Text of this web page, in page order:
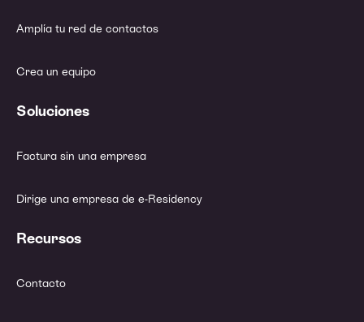
Amplía tu red de contactos
Crea un equipo
Soluciones
Factura sin una empresa
Dirige una empresa de e-Residency
Recursos
Contacto